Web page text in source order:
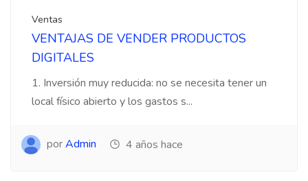
Ventas
VENTAJAS DE VENDER PRODUCTOS
DIGITALES
1. Inversión muy reducida: no se necesita tener un
local físico abierto y los gastos s...
porAdmin 4 años hace